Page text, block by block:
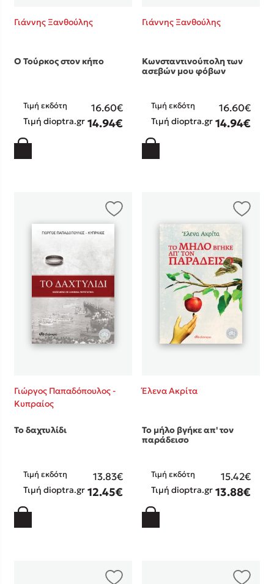
Γιάννης Ξανθούλης
Ο Τούρκος στον κήπο
Τιμή εκδότη 16.60€
Τιμή dioptra.gr 14.94€
Γιάννης Ξανθούλης
Κωνσταντινούπολη των
ασεβών μου φόβων
Τιμή εκδότη 16.60€
Τιμή dioptra.gr 14.94€
Γιώργος Παπαδόπουλος -
Κυπραίος
Το δαχτυλίδι
Τιμή εκδότη 13.83€
Τιμή dioptra.gr 12.45€
Έλενα Ακρίτα
Το μήλο βγήκε απ' τον
παράδεισο
Τιμή εκδότη 15.42€
Τιμή dioptra.gr 13.88€